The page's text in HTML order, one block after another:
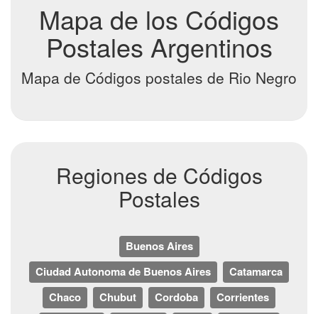
Mapa de los Códigos
Postales Argentinos
Mapa de Códigos postales de Rio Negro
Regiones de Códigos
Postales
Buenos Aires
Ciudad Autonoma de Buenos Aires
Catamarca
Chaco
Chubut Cordoba
Corrientes